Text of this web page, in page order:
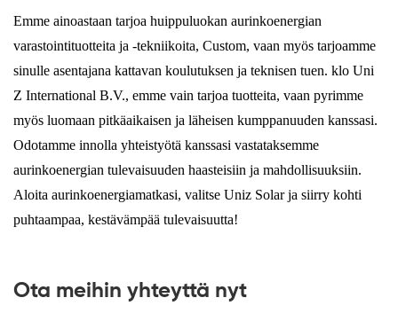
Emme ainoastaan ​​tarjoa huippuluokan aurinkoenergian
varastointituotteita ja -tekniikoita, Custom, vaan myös tarjoamme
sinulle asentajana kattavan koulutuksen ja teknisen tuen. klo Uni
Z International B.V., emme vain tarjoa tuotteita, vaan pyrimme
myös luomaan pitkäaikaisen ja läheisen kumppanuuden kanssasi.
Odotamme innolla yhteistyötä kanssasi vastataksemme
aurinkoenergian tulevaisuuden haasteisiin ja mahdollisuuksiin.
Aloita aurinkoenergiamatkasi, valitse Uniz Solar ja siirry kohti
puhtaampaa, kestävämpää tulevaisuutta!
Ota meihin yhteyttä nyt